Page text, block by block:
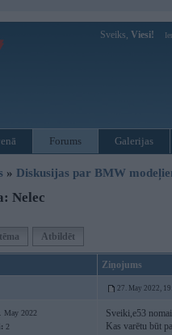
Sveiks, Viesi!
Forums Galerijas
» Diskusijas par BMW
Nelec
Atbildēt
Ziņojums
27. May 2022,
May 2022
2
Sveiki,e53
Kas varētu būt